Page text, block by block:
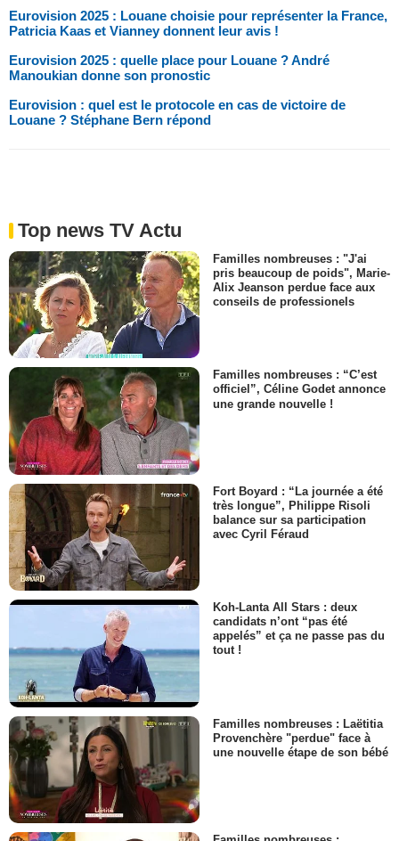
Eurovision 2025 : Louane choisie pour représenter la France,
Patricia Kaas et Vianney donnent leur avis !
Eurovision 2025 : quelle place pour Louane ? André
Manoukian donne son pronostic
Eurovision : quel est le protocole en cas de victoire de
Louane ? Stéphane Bern répond
Top news TV Actu
Familles nombreuses : "J'ai
pris beaucoup de poids", Marie-
Alix Jeanson perdue face aux
conseils de professionels
Familles nombreuses : “C’est
officiel”, Céline Godet annonce
une grande nouvelle !
Fort Boyard : “La journée a été
très longue”, Philippe Risoli
balance sur sa participation
avec Cyril Féraud
Koh-Lanta All Stars : deux
candidats n’ont “pas été
appelés” et ça ne passe pas du
tout !
Familles nombreuses : Laëtitia
Provenchère "perdue" face à
une nouvelle étape de son bébé